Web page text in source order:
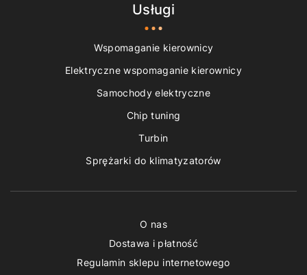
Usługi
Wspomaganie kierownicy
Elektryczne wspomaganie kierownicy
Samochody elektryczne
Chip tuning
Turbin
Sprężarki do klimatyzatorów
O nas
Dostawa i płatność
Regulamin sklepu internetowego